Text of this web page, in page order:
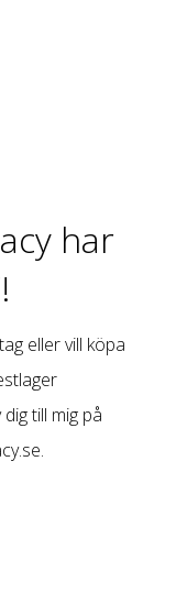
har
eller vill köpa
till mig på
.